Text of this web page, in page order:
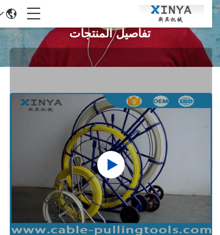
تفاصيل المنتجات